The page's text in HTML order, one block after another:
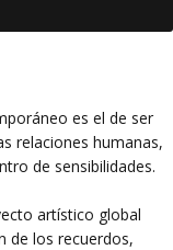
es el de ser
relaciones humanas,
de sensibilidades.
artístico global
de los recuerdos,